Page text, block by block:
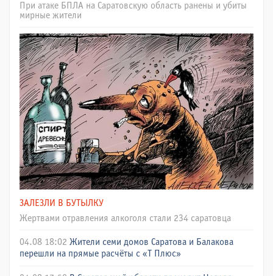
При атаке БПЛА на Саратовскую область ранены и убиты
мирные жители
ЗАЛЕЗЛИ В БУТЫЛКУ
Жертвами отравления алкоголя стали 234 саратовца
04.08 18:02 Жители семи домов Саратова и Балакова
перешли на прямые расчёты с «Т Плюс»